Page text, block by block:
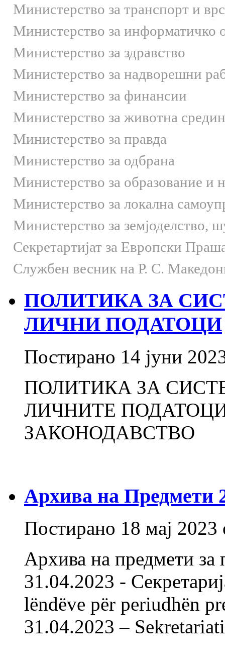
Министерство за транспорт и
Министерство за информатичко
Министерство за здравство
Министерство за надворешни
Министерство за финансии
Министерство за животна
Министерство за правда
Министерство за одбрана
Министерство за образование и
Министерство за локална
Министерство за земјоделство,
Секретартијат за Европски
Службен весник на Р. С.
ПОЛИТИКА ЗА
ЛИЧНИ ПОДАТОЦИ
Постирано 14 јуни
ПОЛИТИКА ЗА
ЛИЧНИТЕ
ЗАКОНОДАВСТВО
Архива на Предмети
Постирано 18 мај 2023
Архива на предмети
31.04.2023 -
lëndëve për periudhën
31.04.2023 –